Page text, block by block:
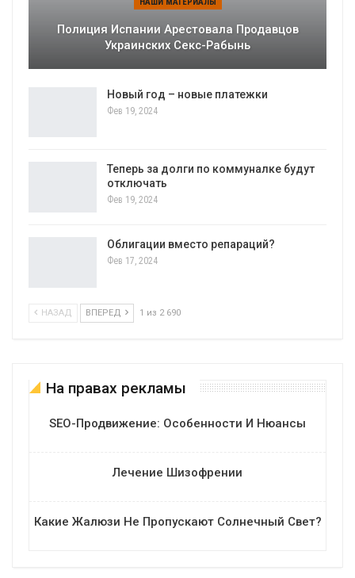
Полиция Испании Арестовала Продавцов
Украинских Секс-Рабынь
Новый год – новые платежки
Фев 19, 2024
Теперь за долги по коммуналке будут
отключать
Фев 19, 2024
Облигации вместо репараций?
Фев 17, 2024
НАЗАД ВПЕРЕД 1 из 2 690
На правах рекламы
SEO-Продвижение: Особенности И Нюансы
Лечение Шизофрении
Какие Жалюзи Не Пропускают Солнечный Свет?